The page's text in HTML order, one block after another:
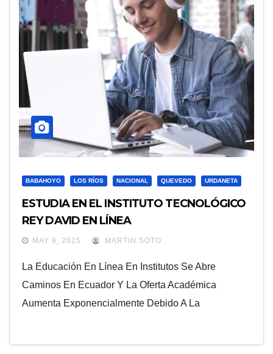
BABAHOYO LOS RÍOS NACIONAL QUEVEDO URDANETA
ESTUDIA EN EL INSTITUTO TECNOLÓGICO
REY DAVID EN LÍNEA
MAY 6, 2025 MARTIN SOTO
La Educación En Línea En Institutos Se Abre
Caminos En Ecuador Y La Oferta Académica
Aumenta Exponencialmente Debido A La